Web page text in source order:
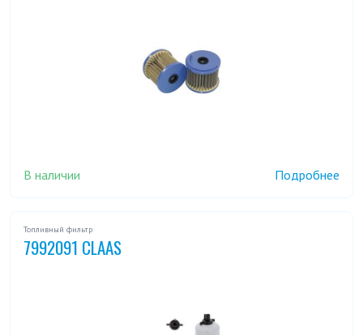
В наличии Подробнее
Топливный фильтр
7992091 CLAAS